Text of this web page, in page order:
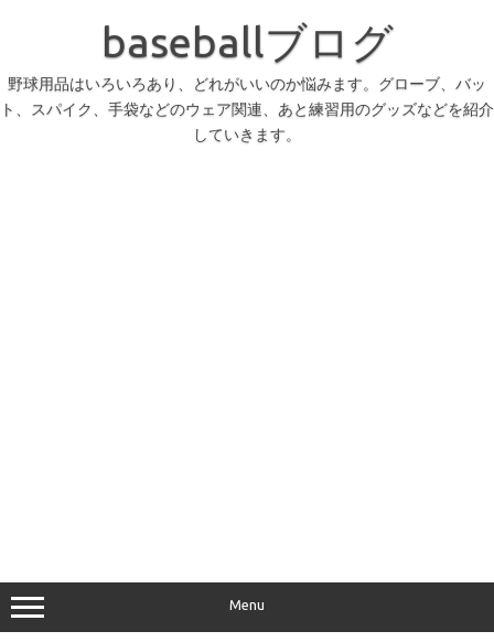
へ
キ
baseballブログ
野球用品はいろいろあり、どれがいいのか悩みます。グローブ、バッ
ト、スパイク、手袋などのウェア関連、あと練習用のグッズなどを紹介
していきます。
Menu